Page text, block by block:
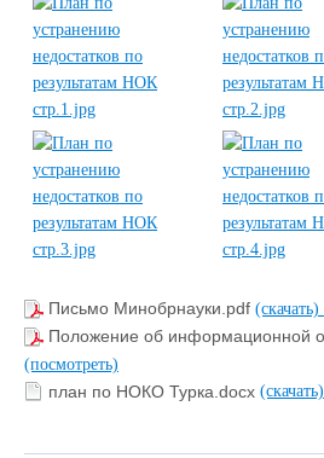
Письмо Минобрнауки.pdf (скачать)
Положение об информационной
(посмотреть)
план по НОКО Турка.docx (скачать)